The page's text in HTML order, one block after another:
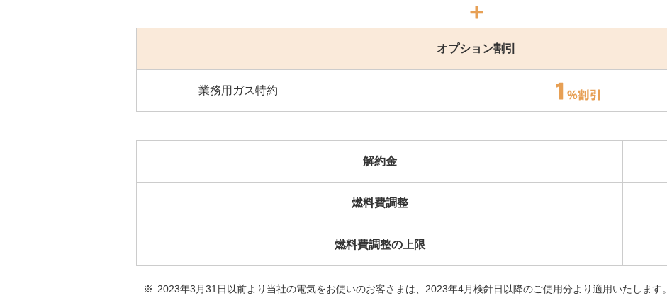
オプション割引
業務用ガス特約
解約金
燃料費調整
燃料費調整の上限
2023年3月31日以前より当社の電気をお使いのお客さまは、2023年4月検針日以降のご使用分より適用いたします。